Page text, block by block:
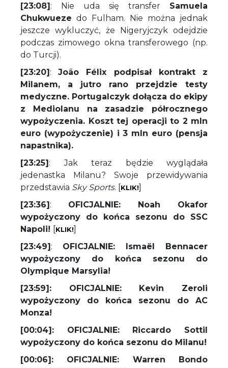
[23:08]: Nie uda się transfer Samuela
Chukwueze do Fulham. Nie można jednak
jeszcze wykluczyć, że Nigeryjczyk odejdzie
podczas zimowego okna transferowego (np.
do Turcji).
[23:20]:João Félix podpisał kontrakt z
Milanem, a jutro rano przejdzie testy
medyczne. Portugalczyk dołącza do ekipy
z Mediolanu na zasadzie półrocznego
wypożyczenia. Koszt tej operacji to 2 mln
euro (wypożyczenie) i 3 mln euro (pensja
napastnika).
[23:25]: Jak teraz będzie wyglądała
jedenastka Milanu? Swoje przewidywania
przedstawia Sky Sports. [KLIK!]
[23:36]: OFICJALNIE: Noah Okafor
wypożyczony do końca sezonu do SSC
Napoli! [KLIK!]
[23:49]: OFICJALNIE: Ismaël Bennacer
wypożyczony do końca sezonu do
Olympique Marsylia!
[23:59]: OFICJALNIE: Kevin Zeroli
wypożyczony do końca sezonu do AC
Monza!
[00:04]: OFICJALNIE: Riccardo Sottil
wypożyczony do końca sezonu do Milanu!
[00:06]: OFICJALNIE: Warren Bondo